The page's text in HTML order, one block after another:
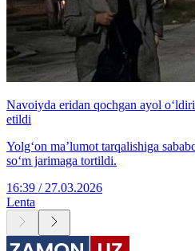
Navoiyda eridan qochgan ayol
etildi
Yolg‘on ma’lumot tarqalishiga
so‘m jarimaga tortildi.
16:39 / 27.03.2026
Lenta